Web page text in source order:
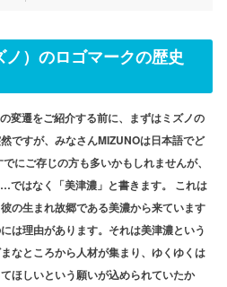
）のロゴマークの歴史
変遷をご紹介する前に、まずはミズノの
ですが、みなさんMIZUNOは日本語でど
にご存じの方も多いかもしれませんが、
ではなく「美津濃」と書きます。 これは
の生まれ故郷である美濃から来ています
は理由があります。それは美津濃という
なところから人材が集まり、ゆくゆくは
ほしいという願いが込められていたか